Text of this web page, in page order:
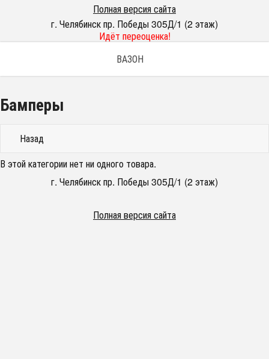
Полная версия сайта
г. Челябинск пр. Победы 305Д/1 (2 этаж)
Идёт переоценка!
ВАЗОН
Бамперы
Назад
В этой категории нет ни одного товара.
г. Челябинск пр. Победы 305Д/1 (2 этаж)
Полная версия сайта